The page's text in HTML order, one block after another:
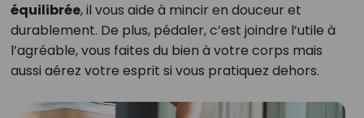
équilibrée, il vous aide à mincir en douceur et
durablement. De plus, pédaler, c’est joindre l’utile à
l’agréable, vous faites du bien à votre corps mais
aussi aérez votre esprit si vous pratiquez dehors.